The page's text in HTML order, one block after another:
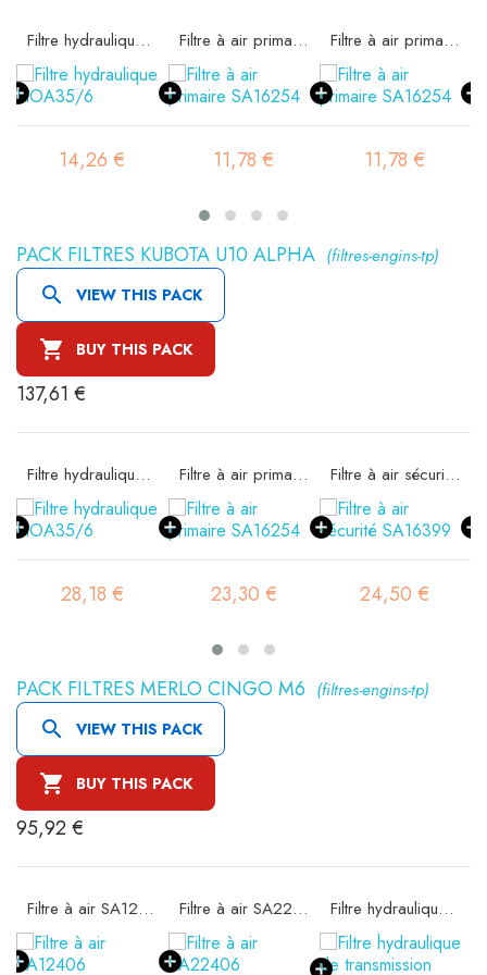
Filtre hydraulique FIOA35/6
14,26 €
Filtre à air primaire SA16254
11,78 €
Filtre à air primaire SA16254
11,78 €
PACK FILTRES KUBOTA U10 ALPHA (filtres-engins-tp)
 VIEW THIS PACK
 BUY THIS PACK
137,61 €
Filtre hydraulique FIOA35/6
28,18 €
Filtre à air primaire SA16254
23,30 €
Filtre à air sécurité SA16399
24,50 €
PACK FILTRES MERLO CINGO M6 (filtres-engins-tp)
 VIEW THIS PACK
 BUY THIS PACK
95,92 €
Filtre à air SA12406 Filtre à air SA22406 Filtre hydraulique de transmission FIOA125/3